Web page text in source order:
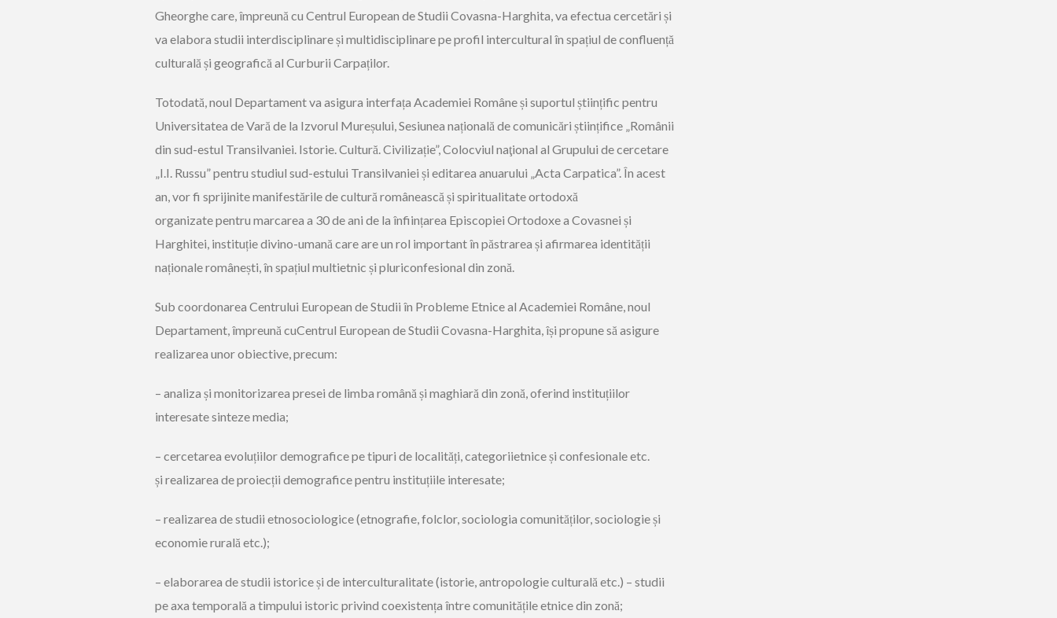
Gheorghe care, împreună cu Centrul European de Studii Covasna-Harghita, va efectua cercetări și
va elabora studii interdisciplinare și multidisciplinare pe profil intercultural în spațiul de confluență
culturală și geografică al Curburii Carpaților.
Totodată, noul Departament va asigura interfața Academiei Române și suportul științific pentru
Universitatea de Vară de la Izvorul Mureșului, Sesiunea națională de comunicări științifice „Românii
din sud-estul Transilvaniei. Istorie. Cultură. Civilizație”, Colocviul naţional al Grupului de cercetare
„I.I. Russu” pentru studiul sud-estului Transilvaniei și editarea anuarului „Acta Carpatica”. În acest
an, vor fi sprijinite manifestările de cultură românească și spiritualitate ortodoxă
organizate pentru marcarea a 30 de ani de la înființarea Episcopiei Ortodoxe a Covasnei și
Harghitei, instituție divino-umană care are un rol important în păstrarea și afirmarea identității
naționale românești, în spațiul multietnic și pluriconfesional din zonă.
Sub coordonarea Centrului European de Studii în Probleme Etnice al Academiei Române, noul
Departament, împreună cuCentrul European de Studii Covasna-Harghita, își propune să asigure
realizarea unor obiective, precum:
– analiza și monitorizarea presei de limba română și maghiară din zonă, oferind instituțiilor
interesate sinteze media;
– cercetarea evoluțiilor demografice pe tipuri de localități, categoriietnice și confesionale etc.
și realizarea de proiecții demografice pentru instituțiile interesate;
– realizarea de studii etnosociologice (etnografie, folclor, sociologia comunităților, sociologie și
economie rurală etc.);
– elaborarea de studii istorice și de interculturalitate (istorie, antropologie culturală etc.) – studii
pe axa temporală a timpului istoric privind coexistența între comunitățile etnice din zonă;